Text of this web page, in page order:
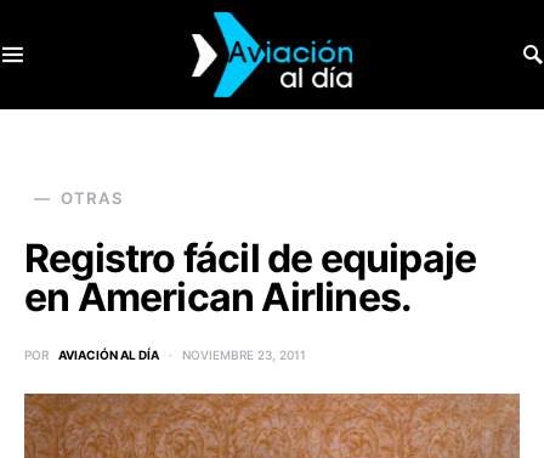
OTRAS
Registro fácil de equipaje
en American Airlines.
POR AVIACIÓN AL DÍA NOVIEMBRE 23, 2011